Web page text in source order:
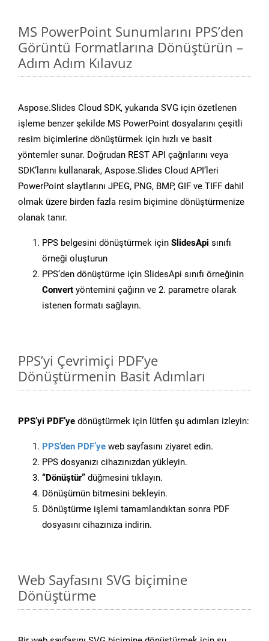
MS PowerPoint Sunumlarını PPS’den
Görüntü Formatlarına Dönüştürün –
Adım Adım Kılavuz
Aspose.Slides Cloud SDK, yukarıda SVG için özetlenen
işleme benzer şekilde MS PowerPoint dosyalarını çeşitli
resim biçimlerine dönüştürmek için hızlı ve basit
yöntemler sunar. Doğrudan REST API çağrılarını veya
SDK’larını kullanarak, Aspose.Slides Cloud API’leri
PowerPoint slaytlarını JPEG, PNG, BMP, GIF ve TIFF dahil
olmak üzere birden fazla resim biçimine dönüştürmenize
olanak tanır.
PPS belgesini dönüştürmek için SlidesApi sınıfı
örneği oluşturun
PPS’den dönüştürme için SlidesApi sınıfı örneğinin
Convert yöntemini çağırın ve 2. parametre olarak
istenen formatı sağlayın.
PPS’yi Çevrimiçi PDF’ye
Dönüştürmenin Basit Adımları
PPS’yi PDF’ye dönüştürmek için lütfen şu adımları izleyin:
PPS’den PDF’ye web sayfasını ziyaret edin.
PPS dosyanızı cihazınızdan yükleyin.
“Dönüştür” düğmesini tıklayın.
Dönüşümün bitmesini bekleyin.
Dönüştürme işlemi tamamlandıktan sonra PDF
dosyasını cihazınıza indirin.
Web Sayfasını SVG biçimine
Dönüştürme